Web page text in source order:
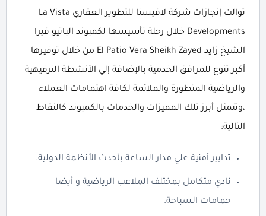
توالت إنجازات شركة لافيستا للتطوير العقاري La Vista
Developments خلال رحلة تأسيسها لكمبوند الباتيو فيرا
الشيخ زايد El Patio Vera Sheikh Zayed من خلال توفيرها
أكبر تنوع للمرافق الخدمية بالإضافة إلي الأنشطة الترفيهية
والرياضية المتطورة والملائمة لكافة اهتمامات العملاء
،وتتمثل أبرز تلك المميزات والخدمات بالكمبوند كالنقاط
التالية:
تدابير أمنية علي مدار الساعة بأحدث الأنظمة الدولية.
نادي متكامل بمختلف الملاعب الرياضية و أيضا
حمامات السباحة.